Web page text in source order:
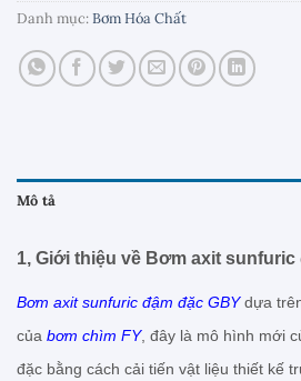
Danh mục:Bơm Hóa Chất
Mô tả
1, Giới thiệu về Bơm axit sunfuric
Bơm axit sunfuric đậm đặc GBYdựa
của bơm chìm FY, đây là mô hình mới
đặc bằng cách cải tiến vật liệu thiết kế